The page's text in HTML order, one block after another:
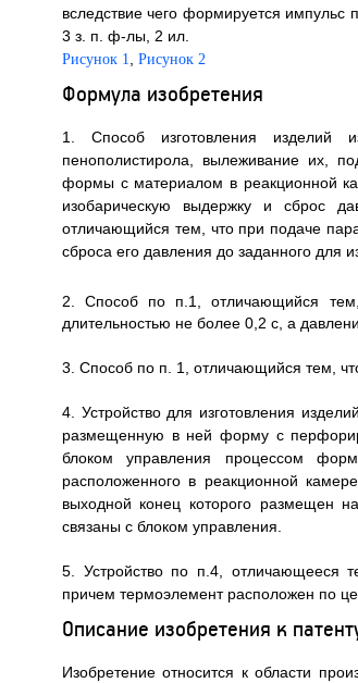
вследствие чего формируется
3 з. п. ф-лы, 2 ил.
Рисунок 1 Рисунок 2
Формула изобретения
1. Способ изготовления изделий
пенополистирола, вылеживание их,
формы с материалом в реакционной
изобарическую выдержку и сброс
отличающийся тем, что при подаче
сброса его давления до заданного для
2. Способ по п.1, отличающийся
длительностью не более 0,2 с, а
3. Способ по п. 1, отличающийся тем,
4. Устройство для изготовления
размещенную в ней форму с
блоком управления процессом
расположенного в реакционной
выходной конец которого размещен
связаны с блоком управления.
5. Устройство по п.4, отличающееся
причем термоэлемент расположен по
Описание изобретения к
Изобретение относится к области